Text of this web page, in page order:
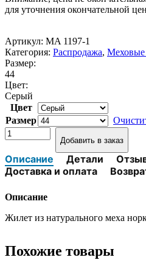
40000₽.
для уточнения окончательной
Артикул: MA 1197-1
Категория: Распродажа,
Размер:
44
Цвет:
Серый
Цвет
Размер
Количество
товара
Меховой
жилет
MANAKAS
1197-
Серый
Добавить в заказ
Описание Детали
Доставка и оплата
Описание
Жилет из натурального меха
Похожие товары